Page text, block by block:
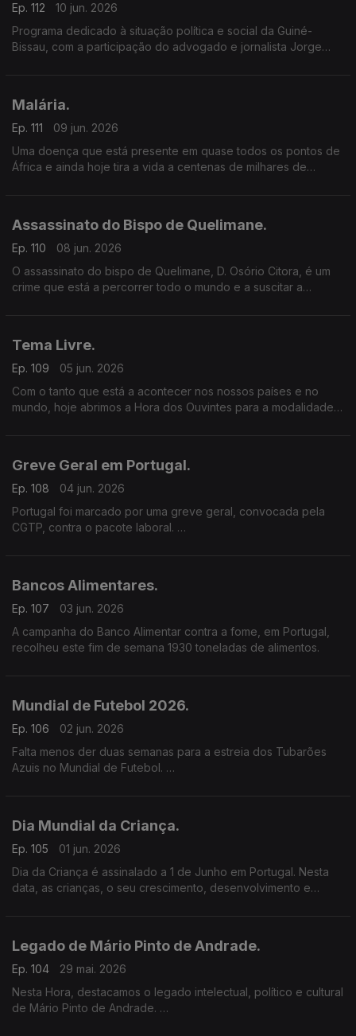
Ep. 112
10 jun. 2026
Programa dedicado à situação política e social da Guiné-
Bissau, com a participação do advogado e jornalista Jorge
Malária.
Ep. 111
09 jun. 2026
Uma doença que está presente em quase todos os pontos de
África e ainda hoje tira a vida a centenas de milhares de
Assassinato do Bispo de Quelimane.
Ep. 110
08 jun. 2026
O assassinato do bispo de Quelimane, D. Osório Citora, é um
crime que está a percorrer todo o mundo e a suscitar a
Tema Livre.
Ep. 109
05 jun. 2026
Com o tanto que está a acontecer nos nossos países e no
mundo, hoje abrimos a Hora dos Ouvintes para a modalidade
Greve Geral em Portugal.
Ep. 108
04 jun. 2026
Portugal foi marcado por uma greve geral, convocada pela
CGTP, contra o pacote laboral.
Bancos Alimentares.
Ep. 107
03 jun. 2026
A campanha do Banco Alimentar contra a fome, em Portugal,
recolheu este fim de semana 1930 toneladas de alimentos.
Mundial de Futebol 2026.
Ep. 106
02 jun. 2026
Falta menos der duas semanas para a estreia dos Tubarões
Azuis no Mundial de Futebol.
Dia Mundial da Criança.
Ep. 105
01 jun. 2026
Dia da Criança é assinalado a 1 de Junho em Portugal. Nesta
data, as crianças, o seu crescimento, desenvolvimento e
Legado de Mário Pinto de Andrade.
Ep. 104
29 mai. 2026
Nesta Hora, destacamos o legado intelectual, político e cultural
de Mário Pinto de Andrade.